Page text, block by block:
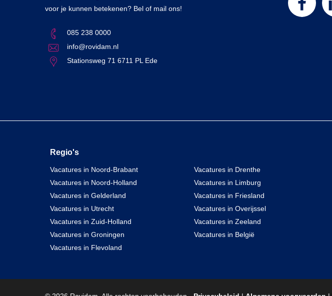
voor je kunnen betekenen? Bel of mail ons!
085 238 0000
info@rovidam.nl
Stationsweg 71 6711 PL Ede
Regio's
Vacatures in Noord-Brabant
Vacatures in Noord-Holland
Vacatures in Gelderland
Vacatures in Utrecht
Vacatures in Zuid-Holland
Vacatures in Groningen
Vacatures in Flevoland
Vacatures in Drenthe
Vacatures in Limburg
Vacatures in Friesland
Vacatures in Overijssel
Vacatures in Zeeland
Vacatures in België